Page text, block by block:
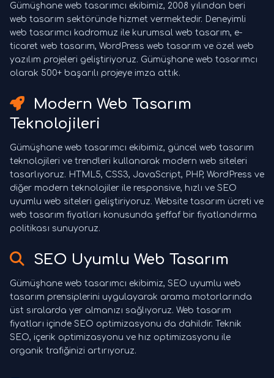
Gümüşhane web tasarımcı ekibimiz, 2008 yılından beri
web tasarım sektöründe hizmet vermektedir. Deneyimli
web tasarımcı kadromuz ile kurumsal web tasarım, e-
ticaret web tasarım, WordPress web tasarım ve özel web
yazılım projeleri geliştiriyoruz. Gümüşhane web tasarımcı
olarak 500+ başarılı projeye imza attık.
Modern Web Tasarım
Teknolojileri
Gümüşhane web tasarımcı ekibimiz, güncel web tasarım
teknolojileri ve trendleri kullanarak modern web siteleri
tasarlıyoruz. HTML5, CSS3, JavaScript, PHP, WordPress ve
diğer modern teknolojiler ile responsive, hızlı ve SEO
uyumlu web siteleri geliştiriyoruz. Website tasarım ücreti ve
web tasarım fiyatları konusunda şeffaf bir fiyatlandırma
politikası sunuyoruz.
SEO Uyumlu Web Tasarım
Gümüşhane web tasarımcı ekibimiz, SEO uyumlu web
tasarım prensiplerini uygulayarak arama motorlarında
üst sıralarda yer almanızı sağlıyoruz. Web tasarım
fiyatları içinde SEO optimizasyonu da dahildir. Teknik
SEO, içerik optimizasyonu ve hız optimizasyonu ile
organik trafiğinizi artırıyoruz.